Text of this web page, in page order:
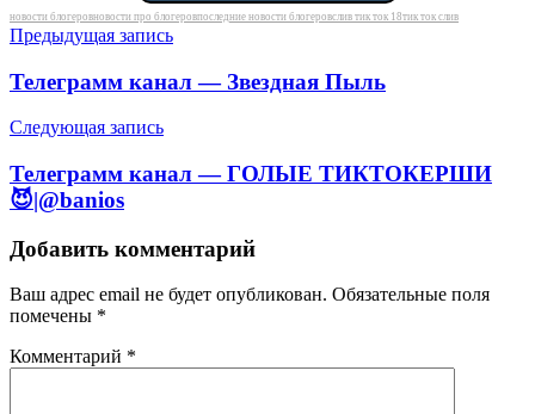
Метки
новости блогеровновости про блогеровпоследние новости блогеровслив тик ток 18тик ток слив
Навигация
по
записям
Предыдущая запись
Телеграмм канал — Звездная Пыль
Следующая запись
Телеграмм канал — ГОЛЫЕ ТИКТОКЕРШИ
😈|@banios
Добавить комментарий
Ваш адрес email не будет опубликован. Обязательные поля
помечены *
Комментарий *